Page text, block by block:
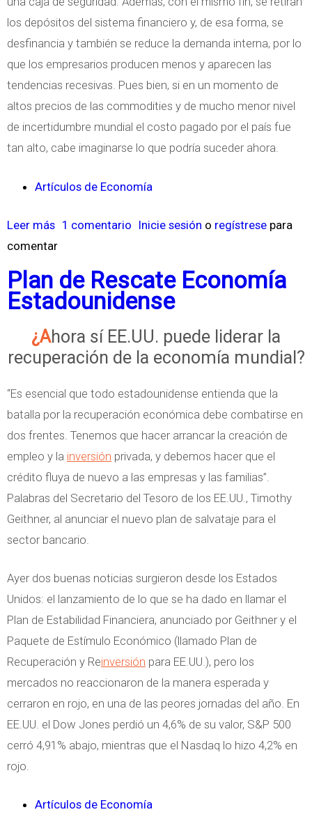
u
d
los depósitos del sistema financiero y, de esa forma, se
desfinancia y también se reduce la demanda interna, por lo
que los empresarios producen menos y aparecen las
tendencias recesivas. Pues bien, si en un momento de
altos precios de las commodities y de mucho menor nivel
de incertidumbre mundial el costo pagado por el país fue
tan alto, cabe imaginarse lo que podría suceder ahora.
Artículos de Economía
Leer más
o
e
u
n
a
s
I
d
e
a
P
a
r
a
E
n
f
r
e
a
1 comentario Inicie sesión o regístrese para
comentar
Plan de Rescate Economía
Estadounidense
¿Ahora sí EE.UU. puede liderar la
recuperación de la economía mundial?
“Es esencial que todo estadounidense entienda que la
batalla por la recuperación económica debe combatirse en
dos frentes. Tenemos que hacer arrancar la creación de
empleo y la inversión privada, y debemos hacer que el
crédito fluya de nuevo a las empresas y las familias”.
Palabras del Secretario del Tesoro de los EE.UU., Timothy
Geithner, al anunciar el nuevo plan de salvataje para el
sector bancario.
Ayer dos buenas noticias surgieron desde los Estados
Unidos: el lanzamiento de lo que se ha dado en llamar el
Plan de Estabilidad Financiera, anunciado por Geithner y el
Paquete de Estímulo Económico (llamado Plan de
Recuperación y Reinversión para EE.UU.), pero los
mercados no reaccionaron de la manera esperada y
cerraron en rojo, en una de las peores jornadas del año. En
EE.UU. el Dow Jones perdió un 4,6% de su valor, S&P 500
cerró 4,91% abajo, mientras que el Nasdaq lo hizo 4,2% en
rojo.
Artículos de Economía